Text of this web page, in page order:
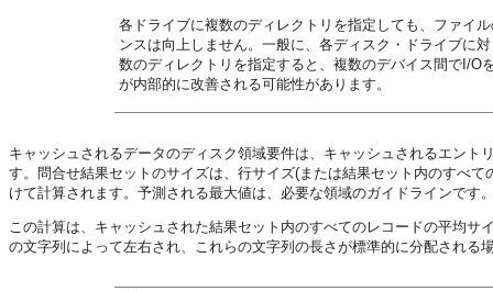
各ドライブに複数のディレクトリを指定しても、ファイ
ンスは向上しません。一般に、各ディスク・ドライブに
数のディレクトリを指定すると、複数のデバイス間でI/O
が内部的に改善される可能性があります。
キャッシュされるデータのディスク領域要件は、キャッシュされるエン
す。問合せ結果セットのサイズは、行サイズ(または結果セット内のすべ
けて計算されます。予測される最大値は、必要な領域のガイドラインです
この計算は、キャッシュされた結果セット内のすべてのレコードの平均
の文字列によって左右され、これらの文字列の長さが標準的に分配され